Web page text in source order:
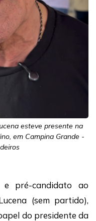
esteve presente na
em Campina Grande -
pré-candidato ao
(sem partido),
do presidente da